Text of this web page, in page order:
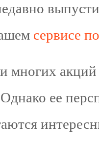
сервисе
многих акций
ее